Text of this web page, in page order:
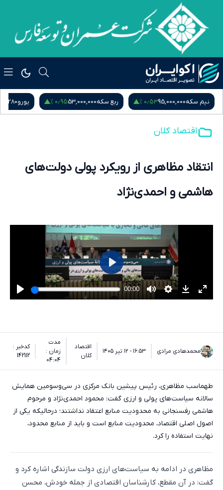
نیم سکه95,000,000۰٫۵۳ % ربع سکه53,000,000۰٫۹۵ % یورو
اقتصاد کلان
انتقاد مظاهری از رویکرد پولی دولت‌های
هاشمی و احمدی‌نژاد
محمدهادی مرادی ۱۶:۵۳ - ۱۲ تیر ۱۴۰۵
اقتصاد
کلان
مدت
زمان :
04:04
کدخبر :
142112
طهماسب مظاهری، رئیس پیشین بانک مرکزی در سی‌وسومین همایش
سالانه سیاست‌های پولی و ارزی گفت: محمود احمدی‌نژاد و مرحوم
هاشمی رفسنجانی به محدودیت منابع اعتقاد نداشتند؛ درحالیکه یکی از
اصول اصلی اقتصاد، محدودیت منابع است و باید از منابع محدود،
نهایت استفاده را کرد.
مظاهری در ادامه به سیاست‌های ارزی دولت سازندگی اشاره کرد و
گفت: در آن مقطع، کارشناسان اقتصادی از جمله خودش، محسن